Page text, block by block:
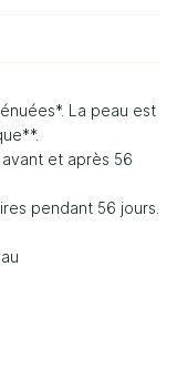
sélection
propositions
pouvez vous
La peau est
et après 56
pendant 56 jours.